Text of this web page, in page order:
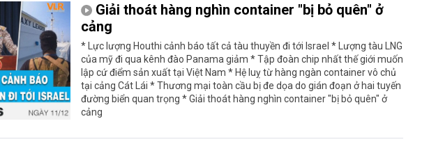
Giải thoát hàng nghìn container "bị bỏ quên" ở
cảng
* Lực lượng Houthi cảnh báo tất cả tàu thuyền đi tới Israel * Lượng tàu LNG
của mỹ đi qua kênh đào Panama giảm * Tập đoàn chip nhất thế giới muốn
lập cứ điểm sản xuất tại Việt Nam * Hệ luỵ từ hàng ngàn container vô chủ
tại cảng Cát Lái * Thương mại toàn cầu bị đe dọa do gián đoạn ở hai tuyến
đường biển quan trọng * Giải thoát hàng nghìn container "bị bỏ quên" ở
cảng